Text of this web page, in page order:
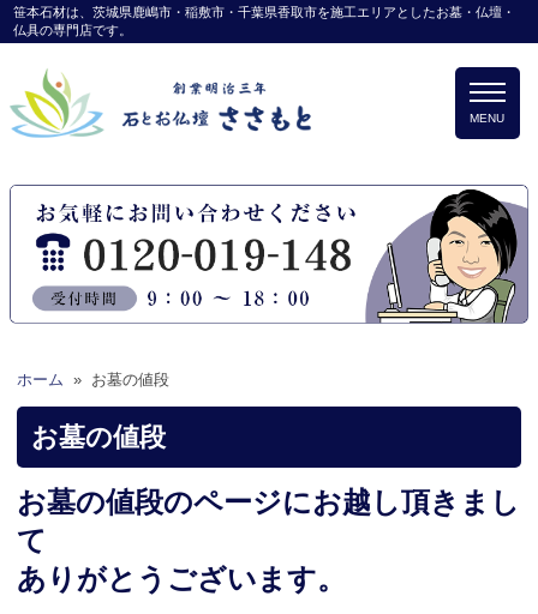
笹本石材は、茨城県鹿嶋市・稲敷市・千葉県香取市を施工エリアとしたお墓・仏壇・
仏具の専門店です。
MENU
ホーム » お墓の値段
お墓の値段
お墓の値段のページにお越し頂きまし
て
ありがとうございます。